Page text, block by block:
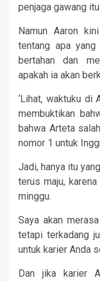
penjaga gawang
Namun Aaron
tentang apa yang
bertahan dan
apakah ia akan
‘Lihat, waktuku di
membuktikan
bahwa Arteta
nomor 1 untuk
Jadi, hanya itu
terus maju,
minggu.
Saya akan
tetapi terkadang
untuk karier Anda
Dan jika karier